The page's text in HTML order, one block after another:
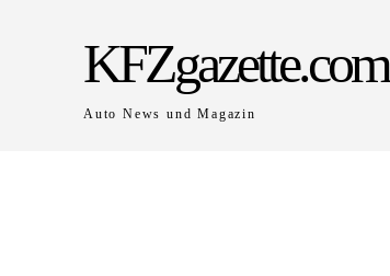
KFZgazette.com
Auto News und Magazin